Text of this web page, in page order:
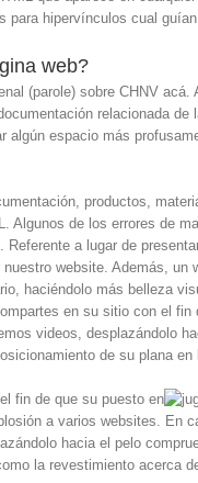
para hipervínculos cual
web?
(parole) sobre CHNV
relacionada de
espacio más
productos,
Algunos de los errores de
a lugar de
website. Además, un
haciéndolo más belleza
en su sitio con el fin
videos, desplazándolo
de su plana en
fin de que su puesto en
a varios websites. En
hacia el pelo
la revestimiento acerca